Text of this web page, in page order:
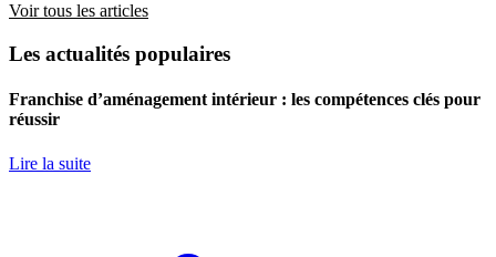
Voir tous les articles
Les actualités populaires
Franchise d’aménagement intérieur : les compétences clés pour
réussir
Lire la suite